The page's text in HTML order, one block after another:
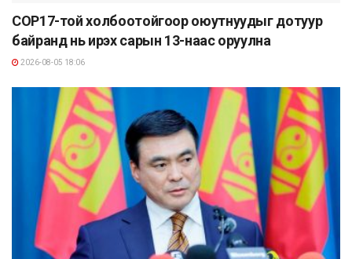
COP17-той холбоотойгоор оюутнуудыг дотуур
байранд нь ирэх сарын 13-наас оруулна
2026-08-05 18:06